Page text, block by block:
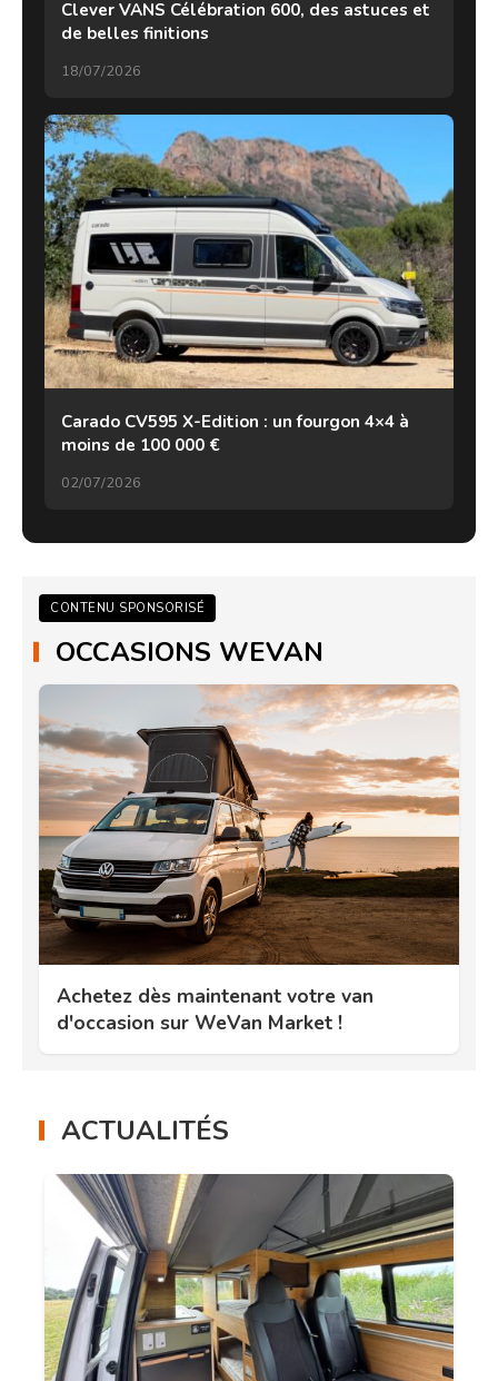
Clever VANS Célébration 600, des astuces et
de belles finitions
18/07/2026
Carado CV595 X-Edition : un fourgon 4×4 à
moins de 100 000 €
02/07/2026
CONTENU SPONSORISÉ
OCCASIONS WEVAN
Achetez dès maintenant votre van
d'occasion sur WeVan Market !
ACTUALITÉS